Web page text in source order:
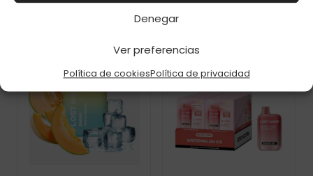
Denegar
Ver preferencias
Política de cookiesPolítica de privacidad